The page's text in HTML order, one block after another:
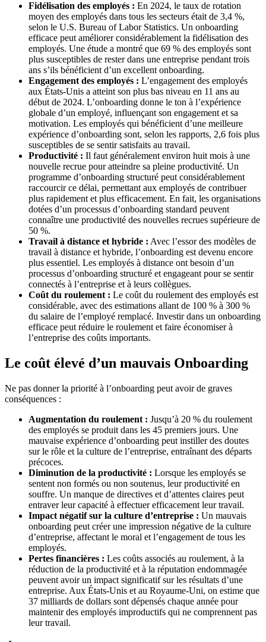
Fidélisation des employés : En 2024, le taux de rotation
moyen des employés dans tous les secteurs était de 3,4 %,
selon le U.S. Bureau of Labor Statistics. Un onboarding
efficace peut améliorer considérablement la fidélisation des
employés. Une étude a montré que 69 % des employés sont
plus susceptibles de rester dans une entreprise pendant trois
ans s’ils bénéficient d’un excellent onboarding.
Engagement des employés : L’engagement des employés
aux États-Unis a atteint son plus bas niveau en 11 ans au
début de 2024. L’onboarding donne le ton à l’expérience
globale d’un employé, influençant son engagement et sa
motivation. Les employés qui bénéficient d’une meilleure
expérience d’onboarding sont, selon les rapports, 2,6 fois plus
susceptibles de se sentir satisfaits au travail.
Productivité : Il faut généralement environ huit mois à une
nouvelle recrue pour atteindre sa pleine productivité. Un
programme d’onboarding structuré peut considérablement
raccourcir ce délai, permettant aux employés de contribuer
plus rapidement et plus efficacement. En fait, les organisations
dotées d’un processus d’onboarding standard peuvent
connaître une productivité des nouvelles recrues supérieure de
50 %.
Travail à distance et hybride : Avec l’essor des modèles de
travail à distance et hybride, l’onboarding est devenu encore
plus essentiel. Les employés à distance ont besoin d’un
processus d’onboarding structuré et engageant pour se sentir
connectés à l’entreprise et à leurs collègues.
Coût du roulement : Le coût du roulement des employés est
considérable, avec des estimations allant de 100 % à 300 %
du salaire de l’employé remplacé. Investir dans un onboarding
efficace peut réduire le roulement et faire économiser à
l’entreprise des coûts importants.
Le coût élevé d’un mauvais Onboarding
Ne pas donner la priorité à l’onboarding peut avoir de graves
conséquences :
Augmentation du roulement : Jusqu’à 20 % du roulement
des employés se produit dans les 45 premiers jours. Une
mauvaise expérience d’onboarding peut instiller des doutes
sur le rôle et la culture de l’entreprise, entraînant des départs
précoces.
Diminution de la productivité : Lorsque les employés se
sentent non formés ou non soutenus, leur productivité en
souffre. Un manque de directives et d’attentes claires peut
entraver leur capacité à effectuer efficacement leur travail.
Impact négatif sur la culture d’entreprise : Un mauvais
onboarding peut créer une impression négative de la culture
d’entreprise, affectant le moral et l’engagement de tous les
employés.
Pertes financières : Les coûts associés au roulement, à la
réduction de la productivité et à la réputation endommagée
peuvent avoir un impact significatif sur les résultats d’une
entreprise. Aux États-Unis et au Royaume-Uni, on estime que
37 milliards de dollars sont dépensés chaque année pour
maintenir des employés improductifs qui ne comprennent pas
leur travail.